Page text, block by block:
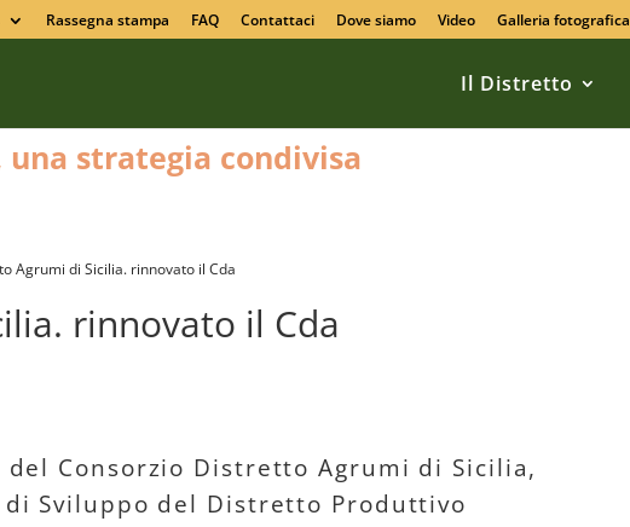
Rassegna stampa FAQ Contattaci Dove siamo Video Galleria fotografica
Il Distretto
Agrumi di Sicilia. rinnovato il Cda
rinnovato il Cda
Consorzio Distretto Agrumi di Sicilia,
Sviluppo del Distretto Produttivo
strategia condivisa